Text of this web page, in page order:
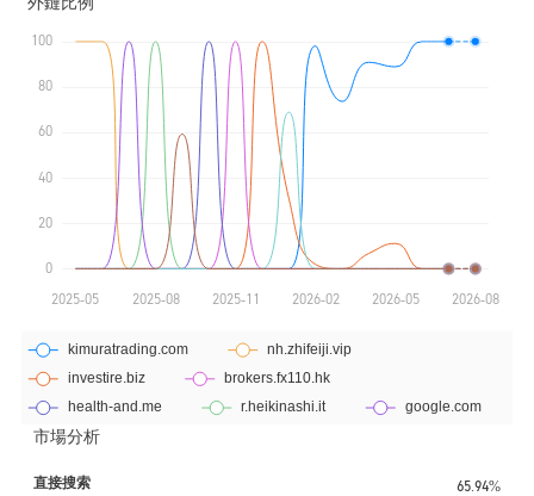
市場分析
直接搜索 65.94%